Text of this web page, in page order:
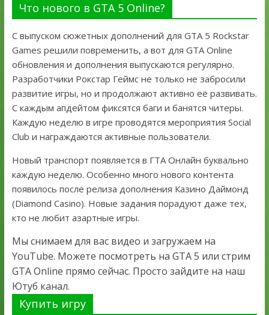
Что нового в GTA 5 Online?
С выпуском сюжетных дополнений для GTA 5 Rockstar
Games решили повременить, а вот для GTA Online
обновления и дополнения выпускаются регулярно.
Разработчики Рокстар Геймс не только не забросили
развитие игры, но и продолжают активно её развивать.
С каждым апдейтом фиксятся баги и банятся читеры.
Каждую неделю в игре проводятся мероприятия Social
Club и награждаются активные пользователи.
Новый транспорт появляется в ГТА Онлайн буквально
каждую неделю. Особенно много нового контента
появилось после релиза дополнения Казино Даймонд
(Diamond Casino). Новые задания порадуют даже тех,
кто не любит азартные игры.
Мы снимаем для вас видео и загружаем на
YouTube. Можете посмотреть на GTA 5 или стрим
GTA Online прямо сейчас. Просто зайдите на наш
Ютуб канал.
Купить игру